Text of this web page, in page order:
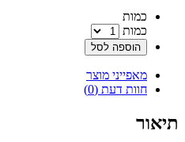
‫כמות‬
כמות
הוספה לסל
מאפייני מוצר
חוות דעת (0)
תיאור